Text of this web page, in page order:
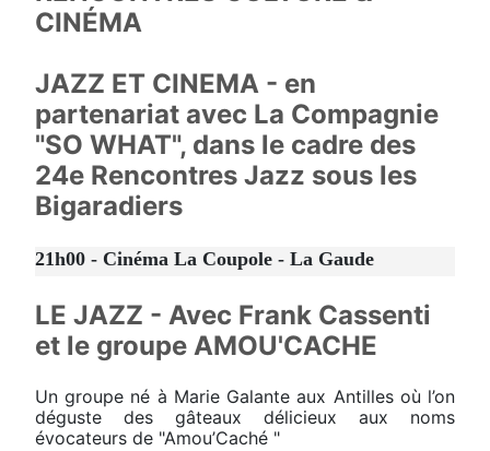
CINÉMA
JAZZ ET CINEMA - en
partenariat avec La Compagnie
"SO WHAT", dans le cadre des
24e Rencontres Jazz sous les
Bigaradiers
21h00 - Cinéma La Coupole - La Gaude
LE JAZZ - Avec Frank Cassenti
et le groupe AMOU'CACHE
Un groupe né à Marie Galante aux Antilles où l’on
déguste des gâteaux délicieux aux noms
évocateurs de "Amou’Caché "